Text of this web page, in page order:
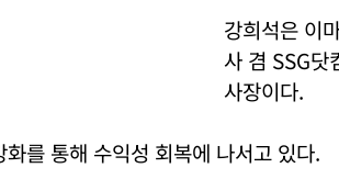
강희석은 이
사 겸 SSG닷
사장이다.
를 통해 수익성 회복에 나서고 있다.